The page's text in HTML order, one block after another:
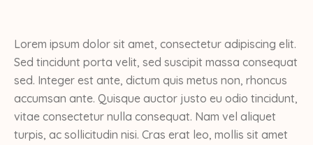
Lorem ipsum dolor sit amet, consectetur adipiscing elit.
Sed tincidunt porta velit, sed suscipit massa consequat
sed. Integer est ante, dictum quis metus non, rhoncus
accumsan ante. Quisque auctor justo eu odio tincidunt,
vitae consectetur nulla consequat. Nam vel aliquet
turpis, ac sollicitudin nisi. Cras erat leo, mollis sit amet